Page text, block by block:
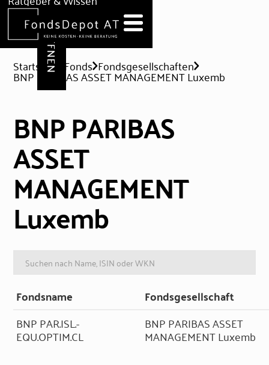
Hilfe & Formulare
DEPOT ERÖFFNEN
Startseite Fonds Fondsgesellschaften
BNP PARIBAS ASSET MANAGEMENT Luxemb
BNP PARIBAS
ASSET
MANAGEMENT
Luxemb
Fondsname Fondsgesellschaft
BNP PAR.ISL.-
EQU.OPTIM.CL
BNP PARIBAS ASSET
MANAGEMENT Luxemb